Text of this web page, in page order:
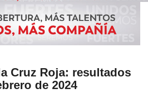
Cruz Roja: resultados
de 2024